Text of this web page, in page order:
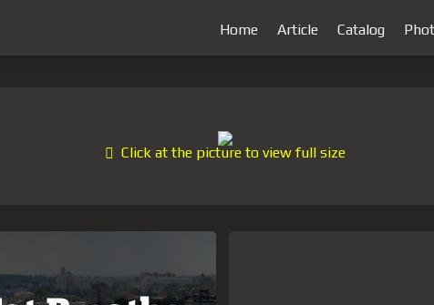
Home Article Catalog
Click at the picture to view full size